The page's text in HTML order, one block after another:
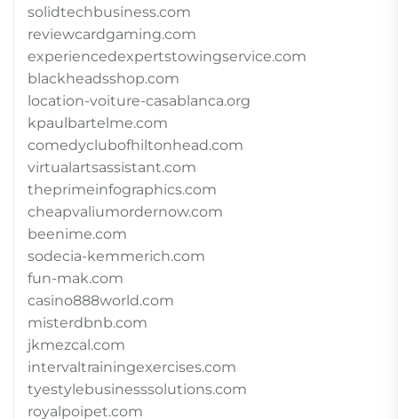
solidtechbusiness.com
reviewcardgaming.com
experiencedexpertstowingservice.com
blackheadsshop.com
location-voiture-casablanca.org
kpaulbartelme.com
comedyclubofhiltonhead.com
virtualartsassistant.com
theprimeinfographics.com
cheapvaliumordernow.com
beenime.com
sodecia-kemmerich.com
fun-mak.com
casino888world.com
misterdbnb.com
jkmezcal.com
intervaltrainingexercises.com
tyestylebusinesssolutions.com
royalpoipet.com